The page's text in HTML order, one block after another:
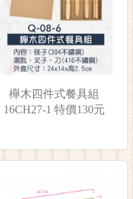
櫸木四件式餐具組
16CH27-1 特價130元